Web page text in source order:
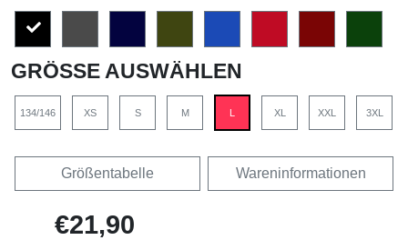
GRÖSSE AUSWÄHLEN
134/146 XS S M L XL XXL 3XL
Größentabelle Wareninformationen
€21,90